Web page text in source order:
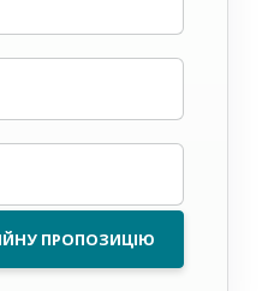
ПРОПОЗИЦІЮ